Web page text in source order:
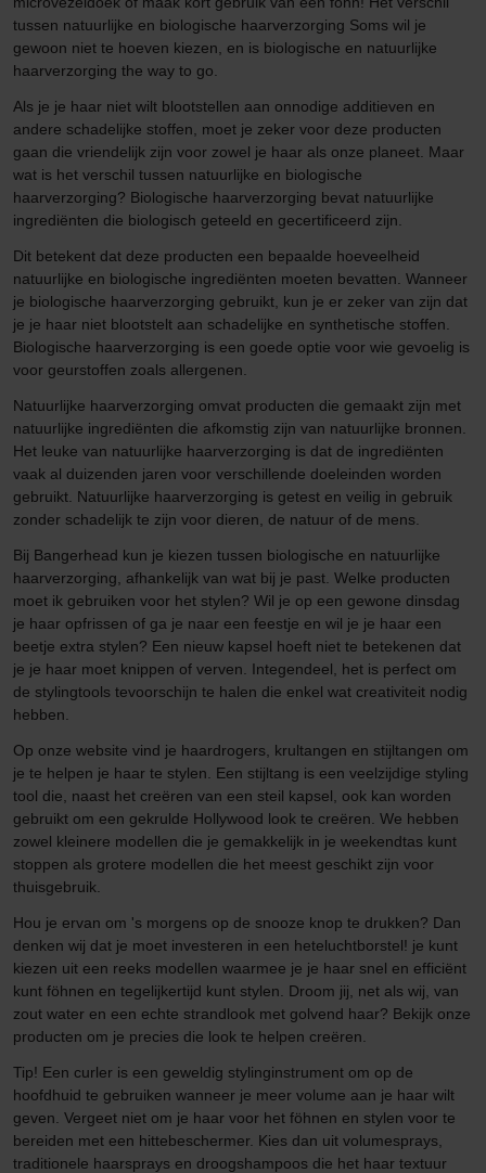
tussen natuurlijke en biologische haarverzorging Soms wil je
gewoon niet te hoeven kiezen, en is biologische en natuurlijke
haarverzorging the way to go.
Als je je haar niet wilt blootstellen aan onnodige additieven en
andere schadelijke stoffen, moet je zeker voor deze producten
gaan die vriendelijk zijn voor zowel je haar als onze planeet. Maar
wat is het verschil tussen natuurlijke en biologische
haarverzorging? Biologische haarverzorging bevat natuurlijke
ingrediënten die biologisch geteeld en gecertificeerd zijn.
Dit betekent dat deze producten een bepaalde hoeveelheid
natuurlijke en biologische ingrediënten moeten bevatten. Wanneer
je biologische haarverzorging gebruikt, kun je er zeker van zijn dat
je je haar niet blootstelt aan schadelijke en synthetische stoffen.
Biologische haarverzorging is een goede optie voor wie gevoelig is
voor geurstoffen zoals allergenen.
Natuurlijke haarverzorging omvat producten die gemaakt zijn met
natuurlijke ingrediënten die afkomstig zijn van natuurlijke bronnen.
Het leuke van natuurlijke haarverzorging is dat de ingrediënten
vaak al duizenden jaren voor verschillende doeleinden worden
gebruikt. Natuurlijke haarverzorging is getest en veilig in gebruik
zonder schadelijk te zijn voor dieren, de natuur of de mens.
Bij Bangerhead kun je kiezen tussen biologische en natuurlijke
haarverzorging, afhankelijk van wat bij je past. Welke producten
moet ik gebruiken voor het stylen? Wil je op een gewone dinsdag
je haar opfrissen of ga je naar een feestje en wil je je haar een
beetje extra stylen? Een nieuw kapsel hoeft niet te betekenen dat
je je haar moet knippen of verven. Integendeel, het is perfect om
de stylingtools tevoorschijn te halen die enkel wat creativiteit nodig
hebben.
Op onze website vind je haardrogers, krultangen en stijltangen om
je te helpen je haar te stylen. Een stijltang is een veelzijdige styling
tool die, naast het creëren van een steil kapsel, ook kan worden
gebruikt om een gekrulde Hollywood look te creëren. We hebben
zowel kleinere modellen die je gemakkelijk in je weekendtas kunt
stoppen als grotere modellen die het meest geschikt zijn voor
thuisgebruik.
Hou je ervan om 's morgens op de snooze knop te drukken? Dan
denken wij dat je moet investeren in een heteluchtborstel! je kunt
kiezen uit een reeks modellen waarmee je je haar snel en efficiënt
kunt föhnen en tegelijkertijd kunt stylen. Droom jij, net als wij, van
zout water en een echte strandlook met golvend haar? Bekijk onze
producten om je precies die look te helpen creëren.
Tip! Een curler is een geweldig stylinginstrument om op de
hoofdhuid te gebruiken wanneer je meer volume aan je haar wilt
geven. Vergeet niet om je haar voor het föhnen en stylen voor te
bereiden met een hittebeschermer. Kies dan uit volumesprays,
traditionele haarsprays en droogshampoos die het haar textuur